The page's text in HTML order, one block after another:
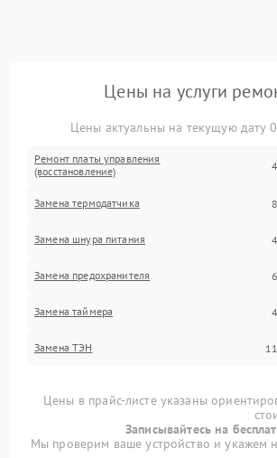
Цены на услуги
Цены актуальны на текущую дату
Ремонт платы управления
(восстановление)
Замена термодатчика
Замена шнура питания
Замена предохранителя
Замена таймера
Замена ТЭН
Цены в прайс-листе указаны
Записывайтесь на
Мы проверим ваше устройство и укажем